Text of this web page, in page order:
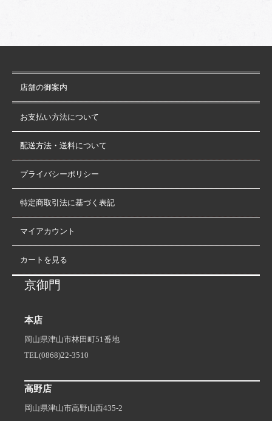
店舗の御案内
お支払い方法について
配送方法・送料について
プライバシーポリシー
特定商取引法に基づく表記
マイアカウント
カートを見る
京御門
本店
岡山県津山市林田町51番地
TEL(0868)22-3510
高野店
岡山県津山市高野山西435-2